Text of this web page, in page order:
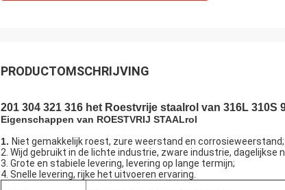
PRODUCTOMSCHRIJVING
201 304 321 316 het Roestvrije staalrol van 316L 310S
Eigenschappen van ROESTVRIJ STAALrol
1. Niet gemakkelijk roest, zure weerstand en corrosieweerstand;
2. Wijd gebruikt in de lichte industrie, zware industrie, dagelijkse
3. Grote en stabiele levering, levering op lange termijn;
4. Snelle levering, rijke het uitvoeren ervaring.